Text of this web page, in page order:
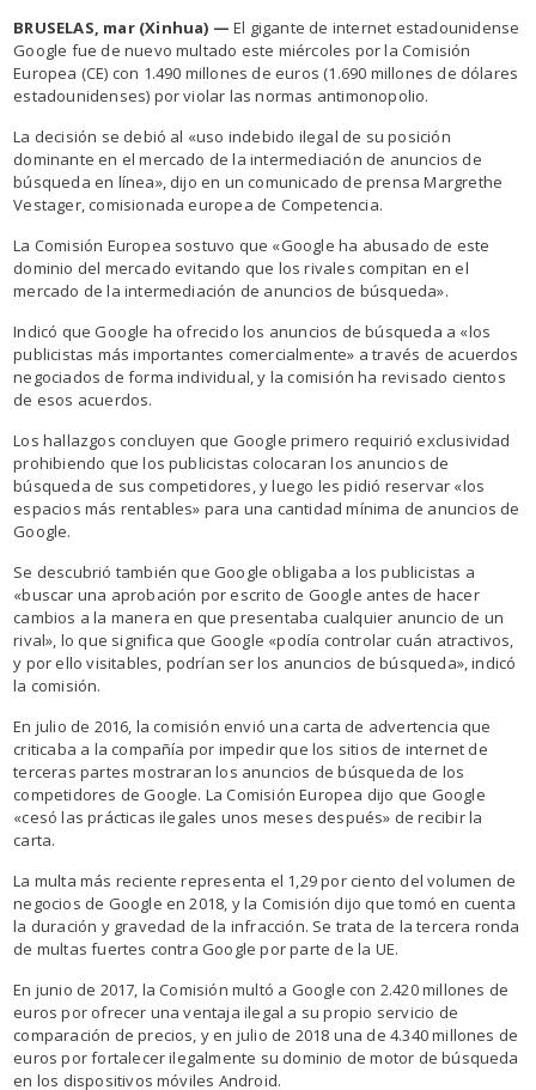
BRUSELAS, mar (Xinhua) — El gigante de internet estadounidense
Google fue de nuevo multado este miércoles por la Comisión
Europea (CE) con 1.490 millones de euros (1.690 millones de dólares
estadounidenses) por violar las normas antimonopolio.
La decisión se debió al «uso indebido ilegal de su posición
dominante en el mercado de la intermediación de anuncios de
búsqueda en línea», dijo en un comunicado de prensa Margrethe
Vestager, comisionada europea de Competencia.
La Comisión Europea sostuvo que «Google ha abusado de este
dominio del mercado evitando que los rivales compitan en el
mercado de la intermediación de anuncios de búsqueda».
Indicó que Google ha ofrecido los anuncios de búsqueda a «los
publicistas más importantes comercialmente» a través de acuerdos
negociados de forma individual, y la comisión ha revisado cientos
de esos acuerdos.
Los hallazgos concluyen que Google primero requirió exclusividad
prohibiendo que los publicistas colocaran los anuncios de
búsqueda de sus competidores, y luego les pidió reservar «los
espacios más rentables» para una cantidad mínima de anuncios de
Google.
Se descubrió también que Google obligaba a los publicistas a
«buscar una aprobación por escrito de Google antes de hacer
cambios a la manera en que presentaba cualquier anuncio de un
rival», lo que significa que Google «podía controlar cuán atractivos,
y por ello visitables, podrían ser los anuncios de búsqueda», indicó
la comisión.
En julio de 2016, la comisión envió una carta de advertencia que
criticaba a la compañía por impedir que los sitios de internet de
terceras partes mostraran los anuncios de búsqueda de los
competidores de Google. La Comisión Europea dijo que Google
«cesó las prácticas ilegales unos meses después» de recibir la
carta.
La multa más reciente representa el 1,29 por ciento del volumen de
negocios de Google en 2018, y la Comisión dijo que tomó en cuenta
la duración y gravedad de la infracción. Se trata de la tercera ronda
de multas fuertes contra Google por parte de la UE.
En junio de 2017, la Comisión multó a Google con 2.420 millones de
euros por ofrecer una ventaja ilegal a su propio servicio de
comparación de precios, y en julio de 2018 una de 4.340 millones de
euros por fortalecer ilegalmente su dominio de motor de búsqueda
en los dispositivos móviles Android.